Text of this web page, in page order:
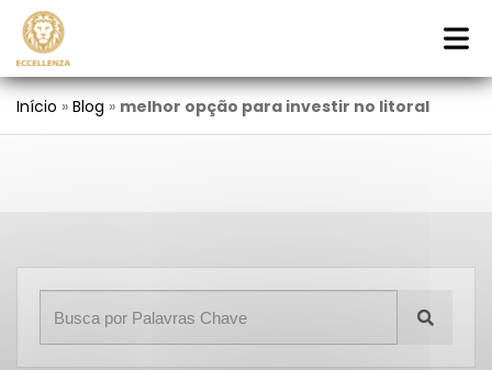
Início » Blog » melhor opção para investir no litoral